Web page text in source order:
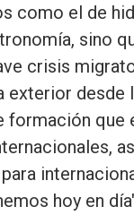
como el de
sino
crisis
desde
formación que
hoy en